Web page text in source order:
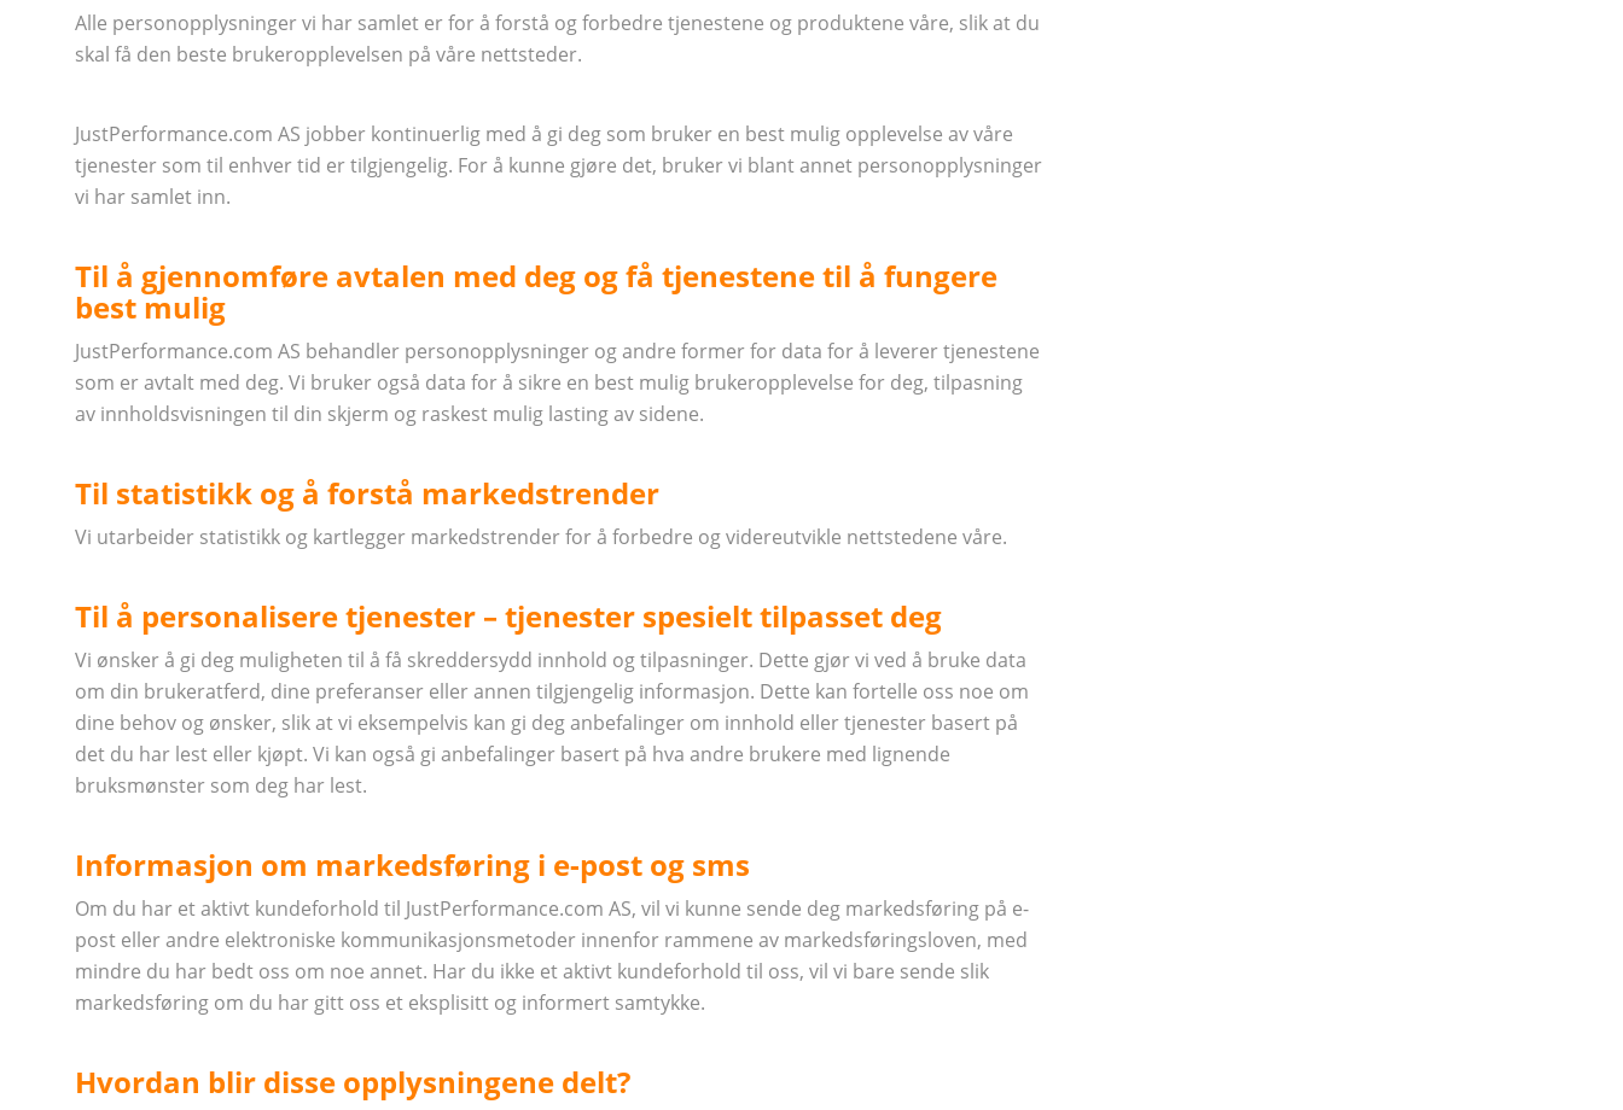
Alle personopplysninger vi har samlet er for å forstå og forbedre tjenestene og produktene våre, slik at du
skal få den beste brukeropplevelsen på våre nettsteder.
JustPerformance.com AS jobber kontinuerlig med å gi deg som bruker en best mulig opplevelse av våre
tjenester som til enhver tid er tilgjengelig. For å kunne gjøre det, bruker vi blant annet personopplysninger
vi har samlet inn.
Til å gjennomføre avtalen med deg og få tjenestene til å fungere
best mulig
JustPerformance.com AS behandler personopplysninger og andre former for data for å leverer tjenestene
som er avtalt med deg. Vi bruker også data for å sikre en best mulig brukeropplevelse for deg, tilpasning
av innholdsvisningen til din skjerm og raskest mulig lasting av sidene.
Til statistikk og å forstå markedstrender
Vi utarbeider statistikk og kartlegger markedstrender for å forbedre og videreutvikle nettstedene våre.
Til å personalisere tjenester – tjenester spesielt tilpasset deg
Vi ønsker å gi deg muligheten til å få skreddersydd innhold og tilpasninger. Dette gjør vi ved å bruke data
om din brukeratferd, dine preferanser eller annen tilgjengelig informasjon. Dette kan fortelle oss noe om
dine behov og ønsker, slik at vi eksempelvis kan gi deg anbefalinger om innhold eller tjenester basert på
det du har lest eller kjøpt. Vi kan også gi anbefalinger basert på hva andre brukere med lignende
bruksmønster som deg har lest.
Informasjon om markedsføring i e-post og sms
Om du har et aktivt kundeforhold til JustPerformance.com AS, vil vi kunne sende deg markedsføring på e-
post eller andre elektroniske kommunikasjonsmetoder innenfor rammene av markedsføringsloven, med
mindre du har bedt oss om noe annet. Har du ikke et aktivt kundeforhold til oss, vil vi bare sende slik
markedsføring om du har gitt oss et eksplisitt og informert samtykke.
Hvordan blir disse opplysningene delt?